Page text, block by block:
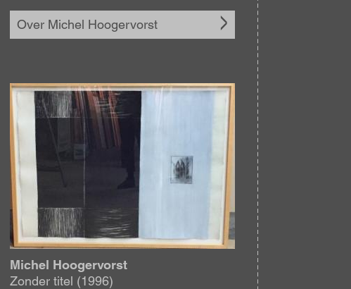
Over Michel Hoogervorst
Afbeelding
Michel Hoogervorst
Zonder titel (1996)